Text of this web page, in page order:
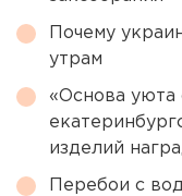
Почему
утрам
«Основа уюта
изделий
Перебои с